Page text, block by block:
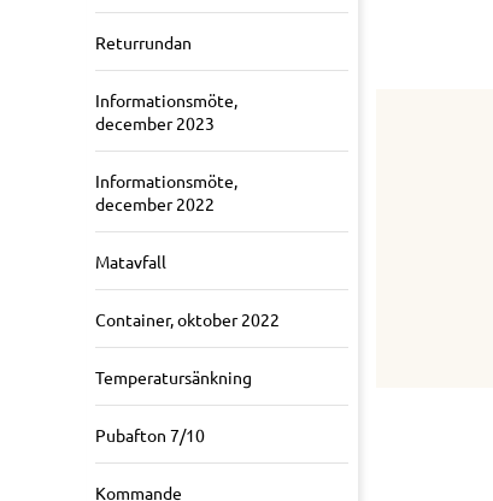
Returrundan
Informationsmöte,
december 2023
Informationsmöte,
december 2022
Matavfall
Container, oktober 2022
Temperatursänkning
Pubafton 7/10
Kommande